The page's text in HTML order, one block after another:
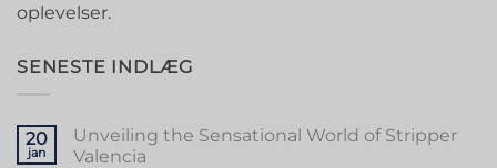
oplevelser.
SENESTE INDLÆG
20
jan
Unveiling the Sensational World of Stripper
Valencia